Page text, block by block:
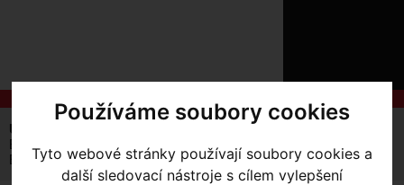
Používáme soubory cookies
Tyto webové stránky používají soubory cookies a
další sledovací nástroje s cílem vylepšení
NÁS
NÁKUPU
SLUŽBY
REGISTRACE
Úvodní strana
BAZAR - DIVERGE STR PRO - SRAM FORCE eTAP AXS/X01
EAGLE AXS VEL. 58